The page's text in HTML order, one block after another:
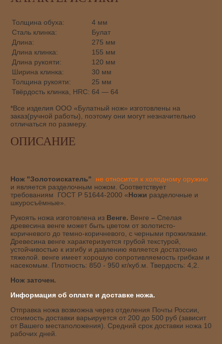
Толщина обуха:
4 мм
Сталь клинка:
Булат
Длина:
275 мм
Длина клинка:
155 мм
Длина рукояти:
120 мм
Ширина клинка:
30 мм
Толщина рукояти:
25 мм
Твёрдость клинка, HRC: 64 — 64
*Все изделия ООО «Булатный нож» изготовлены на
заказ(ручной работы), поэтому они могут незначительно
отличаться по размеру.
ОПИСАНИЕ
Нож "Золотоискатель"
не относится к холодному оружию
и является разделочным ножом. Соответствует
требованиям ГОСТ Р 51644-2000 «Ножи разделочные и
шкуросъёмные».
Рукоять ножа изготовлена из Венге. Венге – Спелая
древесина венге может быть цветом от золотисто-
коричневого до темно-коричневого, с черными прожилками.
Древесина венге характеризуется грубой текстурой,
устойчивостью к изгибу и давлению является достаточно
тяжелой. венге имеет хорошую сопротивляемость грибкам и
насекомым. Плотность: 850 - 950 кг/куб.м. Твердость: 4,2.
Нож заточен.
Информация об оплате и доставке ножа.
Отправка ножа возможна через отделения Почты России,
стоимость доставки варьируется от 200 до 500 руб (зависит
от Вашего местаположения). Средний срок доставки ножа 10
рабочих дней.